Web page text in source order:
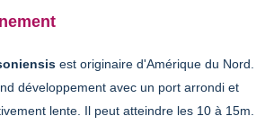
est originaire d'Amérique du Nord.
développement avec un port arrondi et
lente. Il peut atteindre les 10 à 15m.